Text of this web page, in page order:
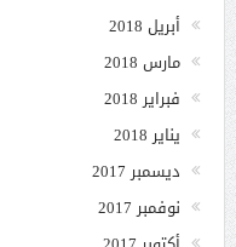
أبريل 2018
مارس 2018
فبراير 2018
يناير 2018
ديسمبر 2017
نوفمبر 2017